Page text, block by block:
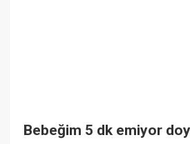
Bebeğim 5 dk emiyor